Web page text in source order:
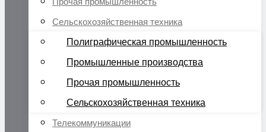
Сельскохозяйственная техника
Полиграфическая промышленность
Промышленные производства
Прочая промышленность
Сельскохозяйственная техника
Телекоммуникации